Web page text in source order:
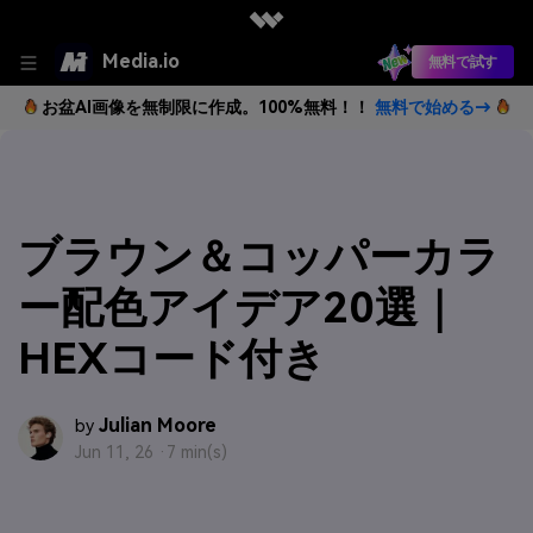
Media.io 無料で試す
お盆AI画像を無制限に作成。100%無料！！ 無料で始める→
ブラウン＆コッパーカラ
ー配色アイデア20選｜
HEXコード付き
by Julian Moore
Jun 11, 26 · 7 min(s)